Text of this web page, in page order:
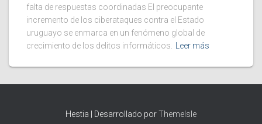
falta de respuestas coordinadas El preocupante
incremento de los ciberataques contra el Estado
uruguayo se enmarca en un fenómeno global de
crecimiento de los delitos informáticos.
Leer más
Hestia | Desarrollado porThemeIsle